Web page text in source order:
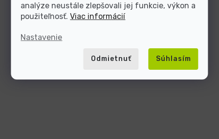
analýze neustále zlepšovali jej funkcie, výkon a
použiteľnosť.Viac informácií
Nastavenie
Odmietnuť Súhlasím